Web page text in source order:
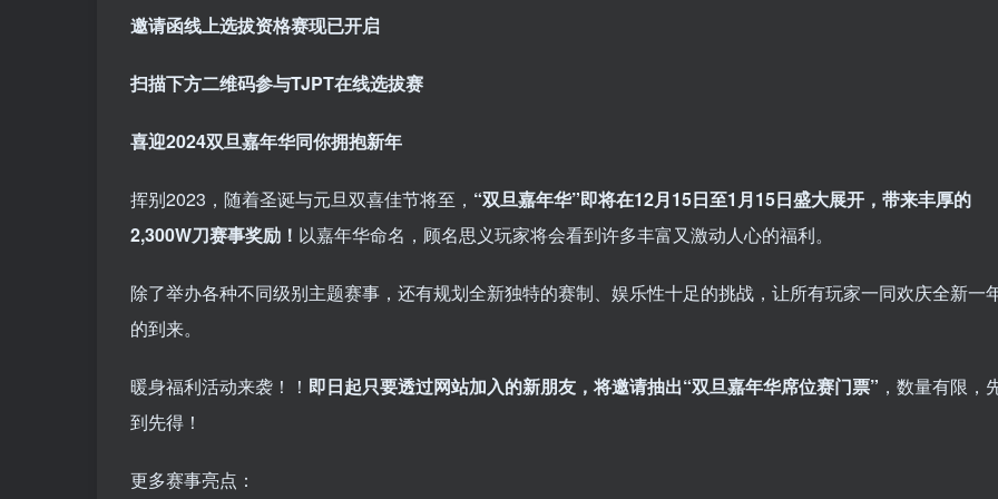
邀请函线上选拔资格赛现已开启
扫描下方二维码参与TJPT在线选拔赛
喜迎2024双旦嘉年华同你拥抱新年
挥别2023，随着圣诞与元旦双喜佳节将至， “双旦嘉年华”即将在12月15日至1月15日盛大展开，带来丰厚的
2,300W刀赛事奖励！ 以嘉年华命名，顾名思义玩家将会看到许多丰富又激动人心的福利。
除了举办各种不同级别主题赛事，还有规划全新独特的赛制、娱乐性十足的挑战，让所有玩家一同欢庆全新一
的到来。
暖身福利活动来袭！！ 即日起只要透过网站加入的新朋友，将邀请抽出“双旦嘉年华席位赛门票” ，数量有限，
到先得！
更多赛事亮点：